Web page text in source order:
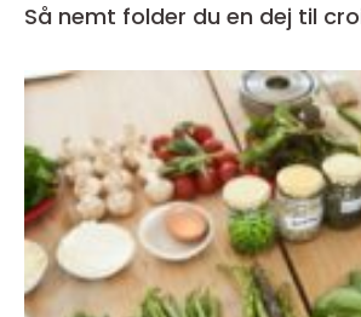
Så nemt folder du en dej til